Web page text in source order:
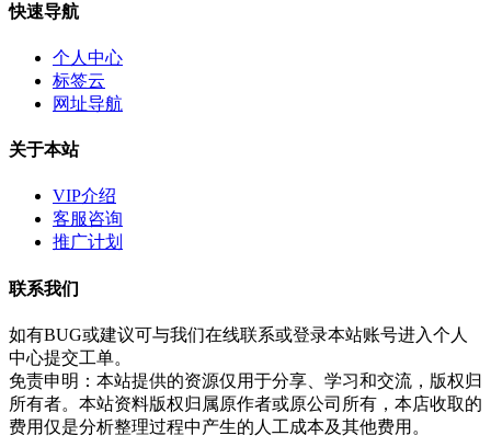
快速导航
个人中心
标签云
网址导航
关于本站
VIP介绍
客服咨询
推广计划
联系我们
如有BUG或建议可与我们在线联系或登录本站账号进入个人
中心提交工单。
免责申明：本站提供的资源仅用于分享、学习和交流，版权归
所有者。本站资料版权归属原作者或原公司所有，本店收取的
费用仅是分析整理过程中产生的人工成本及其他费用。